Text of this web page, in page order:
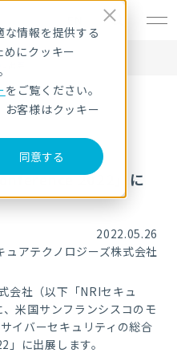
情報を提供する
にクッキー
をご覧ください。
客様はクッキー
同意する
出展
2022」に
2022.05.26
ュアテクノロジーズ株式会社
会社（以下「NRIセキュ
米国サンフランシスコのモ
サイバーセキュリティの総合
」に出展します。